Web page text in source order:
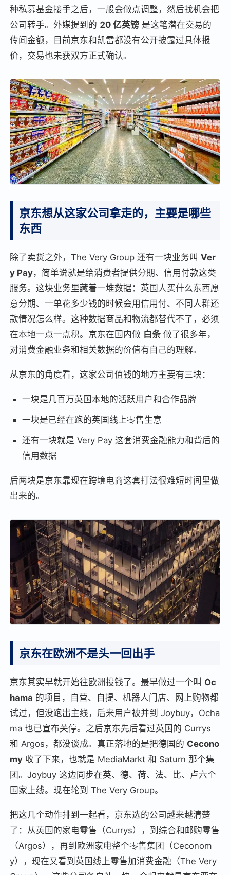
种私募基金接手之后，一般会做点调整，然后找机会把
公司转手。外媒提到的 20 亿英镑 是这笔潜在交易的
传闻金额，目前京东和凯雷都没有公开披露过具体报
价，交易也未获双方正式确认。
京东想从这家公司拿走的，主要是哪些
东西
除了卖货之外，The Very Group 还有一块业务叫Ver
y Pay，简单说就是给消费者提供分期、信用付款这类
服务。这块业务里藏着一堆数据：英国人买什么东西愿
意分期、一单花多少钱的时候会用信用付、不同人群还
款情况怎么样。这种数据商品和物流都替代不了，必须
在本地一点一点积。京东在国内做 白条 做了很多年，
对消费金融业务和相关数据的价值有自己的理解。
从京东的角度看，这家公司值钱的地方主要有三块：
一块是几百万英国本地的活跃用户和合作品牌
一块是已经在跑的英国线上零售生意
还有一块就是 Very Pay 这套消费金融能力和背后的
信用数据
后两块是京东靠现在跨境电商这套打法很难短时间里做
出来的。
京东在欧洲不是头一回出手
京东其实早就开始往欧洲投钱了。最早做过一个叫 Oc
hama 的项目，自营、自提、机器人门店、网上购物都
试过，但没跑出主线，后来用户被并到 Joybuy，Ocha
ma 也已宣布关停。之后京东先后看过英国的 Currys
和 Argos，都没谈成。真正落地的是把德国的 Cecono
my 收了下来，也就是 MediaMarkt 和 Saturn 那个集
团。Joybuy 这边同步在英、德、荷、法、比、卢六个
国家上线。现在轮到 The Very Group。
把这几个动作排到一起看，京东选的公司越来越清楚
了：从英国的家电零售（Currys），到综合和邮购零售
（Argos），再到欧洲家电整个零售集团（Ceconom
y），现在又看到英国线上零售加消费金融（The Very